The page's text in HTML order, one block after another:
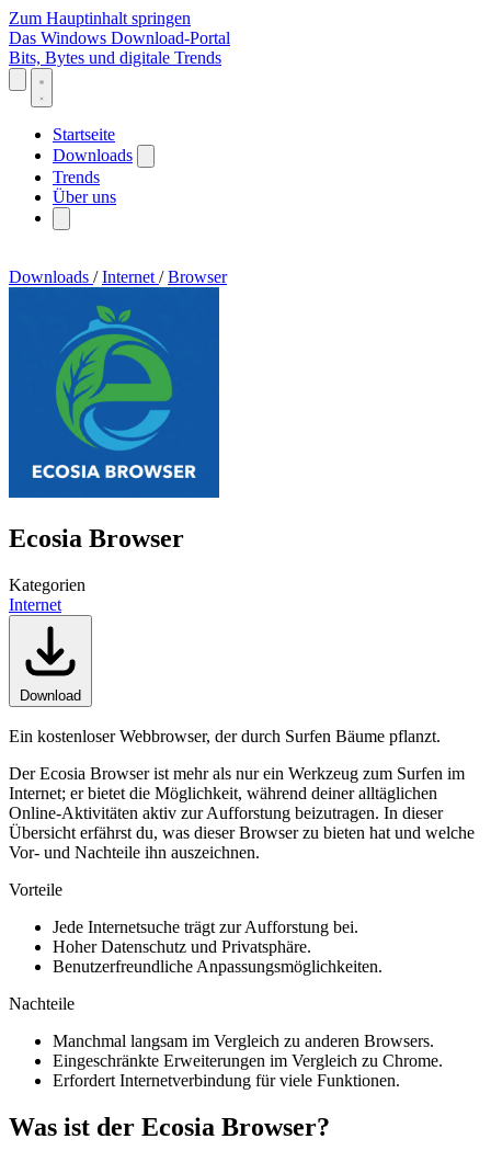
Zum Hauptinhalt springen
Das Windows Download-Portal
Bits, Bytes und digitale Trends
Startseite
Downloads
Trends
Über uns
Downloads / Internet / Browser
Ecosia Browser
Kategorien
Internet
Download
Ein kostenloser Webbrowser, der durch Surfen Bäume pflanzt.
Der Ecosia Browser ist mehr als nur ein Werkzeug zum Surfen im
Internet; er bietet die Möglichkeit, während deiner alltäglichen
Online-Aktivitäten aktiv zur Aufforstung beizutragen. In dieser
Übersicht erfährst du, was dieser Browser zu bieten hat und welche
Vor- und Nachteile ihn auszeichnen.
Vorteile
Jede Internetsuche trägt zur Aufforstung bei.
Hoher Datenschutz und Privatsphäre.
Benutzerfreundliche Anpassungsmöglichkeiten.
Nachteile
Manchmal langsam im Vergleich zu anderen Browsers.
Eingeschränkte Erweiterungen im Vergleich zu Chrome.
Erfordert Internetverbindung für viele Funktionen.
Was ist der Ecosia Browser?